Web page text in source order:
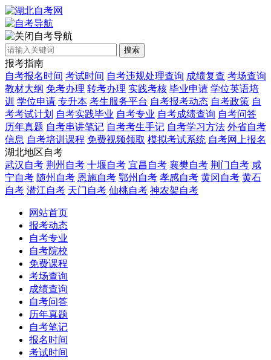
自考导航
搜索
报考指南
自考报名时间 考试时间 自考违规处理查询 成绩复查 考场查询
教材大纲 免考办理 转考办理 实践考核 毕业申请 学位英语培
训 学位申请 专升本 考生服务平台 自考报考动态 自考政策 自
考考试计划 自考实践毕业 自考专业 自考成绩查询 自考问答
历年真题 自考串讲笔记 自考考生手记 自考学习方法 外省自考
信息 自考培训课程 免费视频领取 模拟考试系统 自考网上报名
湖北地区自考
武汉自考 荆州自考 十堰自考 宜昌自考 襄樊自考 荆门自考 咸
宁自考 随州自考 恩施自考 鄂州自考 孝感自考 黄冈自考 黄石
自考 潜江自考 天门自考 仙桃自考 神农架自考
网站首页
报考动态
自考专业
自考院校
免费课程
考场查询
成绩查询
自考问答
历年真题
自考笔记
报名时间
考试时间